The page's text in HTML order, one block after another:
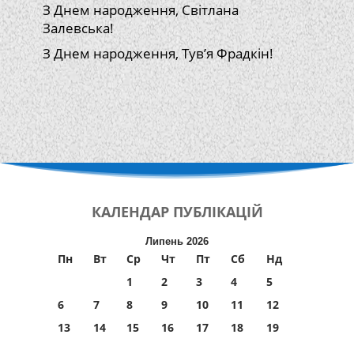
З Днем народження, Світлана
Залевська!
З Днем народження, Тув’я Фрадкін!
КАЛЕНДАР ПУБЛІКАЦІЙ
Липень 2026
Пн Вт Ср Чт Пт Сб
Нд
1
2 3 4
5
6
7 8 9 10 11
12
13
14 15 16 17 18
19